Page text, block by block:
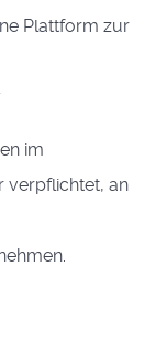
Plattform zur
im
verpflichtet, an